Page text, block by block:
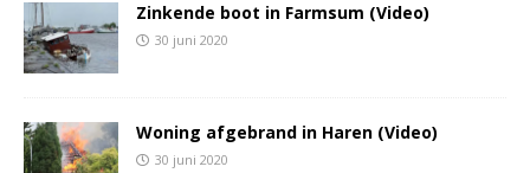
Zinkende boot in Farmsum (Video)
30 juni 2020
Woning afgebrand in Haren (Video)
30 juni 2020